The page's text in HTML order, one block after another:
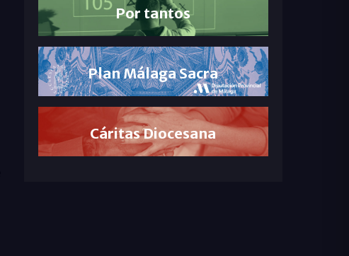
Por tantos
Plan Málaga Sacra
Cáritas Diocesana